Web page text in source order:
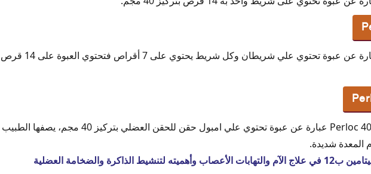
بيرلوك 20 Perloc 20 mg عبارة عن عبوة تحتوي علي شريطان وكل شريط يحتوي على 7 أقراص فتحتوي العبوة على 14 قرص
بيرلوك 40 حقن Perloc 40MG I.V.VIAL عبارة عن عبوة تحتوي علي امبول حقن للحقن العضلي بتركيز 40 مجم، يصفها الطبيب
المعدة شديدة.
الذاكرة والضخامة العضلية